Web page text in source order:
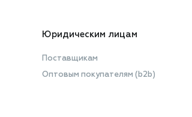
Юридическим лицам
Поставщикам
Оптовым покупателям (b2b)